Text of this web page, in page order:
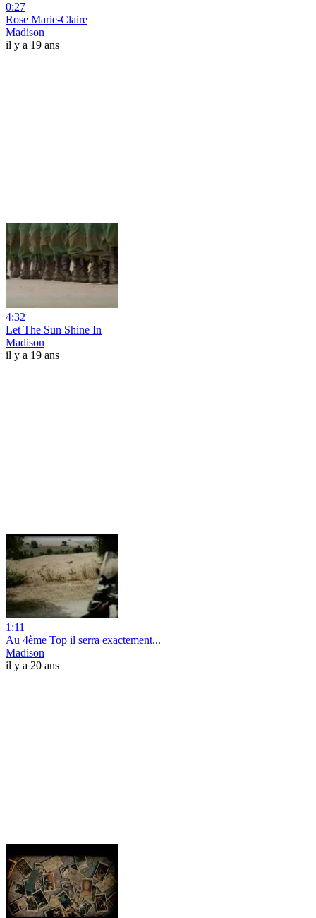
0:27
Rose Marie-Claire
Madison
il y a 19 ans
4:32
Let The Sun Shine In
Madison
il y a 19 ans
1:11
Au 4ème Top il serra exactement...
Madison
il y a 20 ans